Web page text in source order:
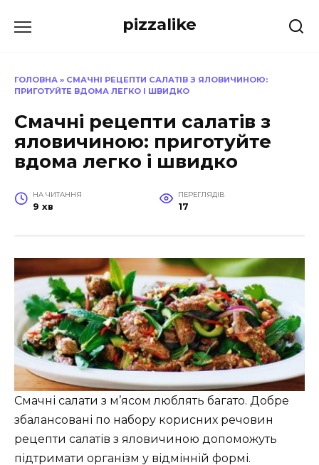
до
pizzalike
ГОЛОВНА » СМАЧНІ РЕЦЕПТИ САЛАТІВ З ЯЛОВИЧИНОЮ:
ПРИГОТУЙТЕ ВДОМА ЛЕГКО І ШВИДКО
Смачні рецепти салатів з
яловичиною: приготуйте
вдома легко і швидко
НА ЧИТАННЯ
9 хв
ПЕРЕГЛЯДІВ
17
Смачні салати з м’ясом люблять багато. Добре
збалансовані по набору корисних речовин
рецепти салатів з яловичиною допоможуть
підтримати організм у відмінній формі.